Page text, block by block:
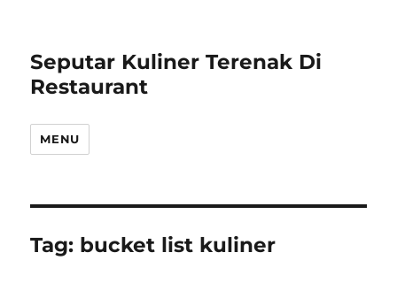
Seputar Kuliner Terenak Di
Restaurant
MENU
Tag: bucket list kuliner